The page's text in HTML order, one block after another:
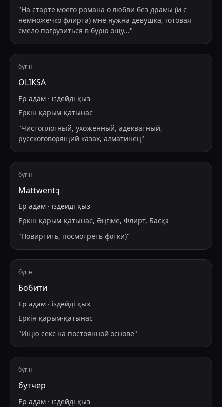
"На старте моего романа о любви без драмы (и с
немножечко флирта) мне нужна девушка, готовая
смело погрузиться в бурю ощу..."
бүгін
OLIKSA
Ер адам · іздейді қыз
Еркін қарым-қатынас
"Чистоплотный, ухоженный, адекватный,
русскоговорящий казах, алматинец"
бүгін
Mattwentq
Ер адам · іздейді қыз
Еркін қарым-қатынас, Әңгіме, Флирт, Басқа
"Повиртить, посмотреть фотки)"
бүгін
Бобити
Ер адам · іздейді қыз
Еркін қарым-қатынас
"Ищю секс на постоянной основе"
бүгін
бутчер
Ер адам · іздейді қыз